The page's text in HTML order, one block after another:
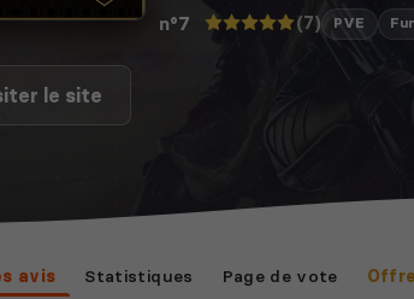
n°7 (7) PVE
le site
avis Statistiques Page de vote